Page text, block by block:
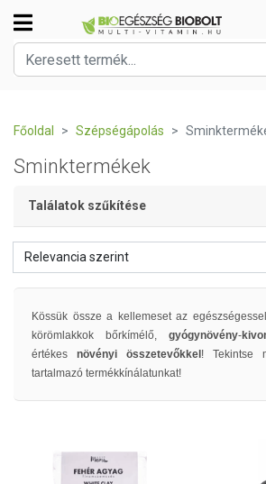
Főoldal Szépségápolás
Sminktermékek
Találatok szűkítése
Relevancia szerint
Kössük össze a kellemeset az
körömlakkok bőrkímélő, gyógynövény-
értékes növényi összetevőkkel ! Tekintse
tartalmazó termékkínálatunkat!